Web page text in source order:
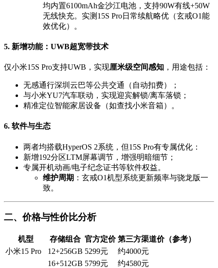
均内置6100mAh金沙江电池，支持90W有线+50W
无线快充。实测15S Pro日常续航略优（玄戒O1能
效优化）。
5. 新增功能：UWB超宽带技术
仅小米15S Pro支持UWB，实现厘米级空间感知 ，用途包括：
无感通行深圳云巴等公共交通（自动扣费）；
与小米YU7汽车联动，实现迎宾解锁/离车落锁；
精准定位智能家居设备（如查找小米音箱）。
6. 软件与生态
两者均搭载HyperOS 2系统，但15S Pro有专属优化：
新增192分区LTM屏幕调节，增强明暗细节；
专属开机动画/电子纪念证书等软件权益。
维护周期 ：玄戒O1机型系统更新频率与骁龙版一
致。
二、价格与性价比分析
机型 存储组合 官方定价 第三方渠道价（参考）
小米15 Pro
12+256GB 5299元
约4000元
16+512GB 5799元
约4580元